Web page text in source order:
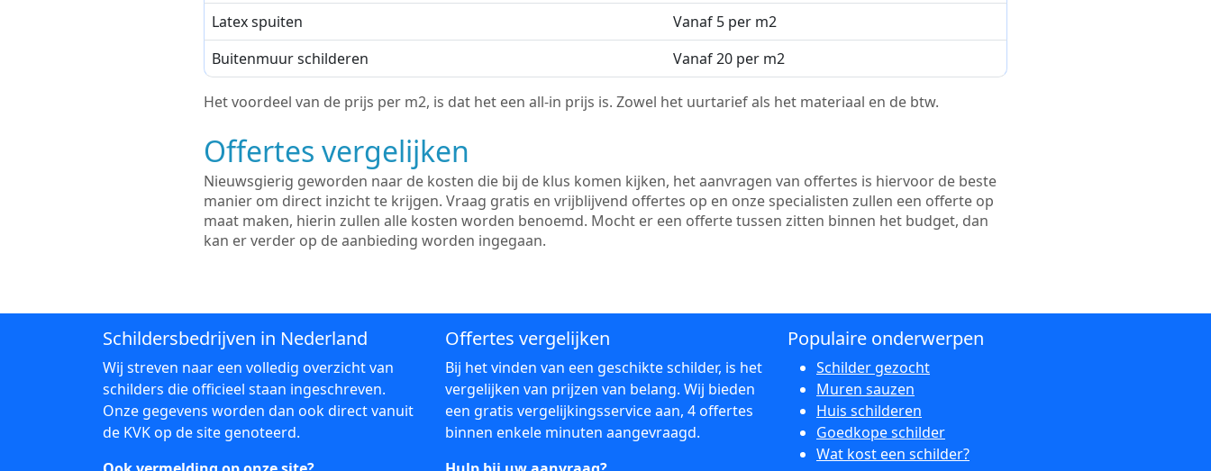
Latex spuiten
Vanaf 5 per m2
Buitenmuur schilderen
Vanaf 20 per m2
Het voordeel van de prijs per m2, is dat het een all-in prijs is. Zowel het uurtarief als het materiaal en de btw.
Offertes vergelijken
Nieuwsgierig geworden naar de kosten die bij de klus komen kijken, het aanvragen van offertes is hiervoor de beste
manier om direct inzicht te krijgen. Vraag gratis en vrijblijvend offertes op en onze specialisten zullen een offerte op
maat maken, hierin zullen alle kosten worden benoemd. Mocht er een offerte tussen zitten binnen het budget, dan
kan er verder op de aanbieding worden ingegaan.
Schildersbedrijven in Nederland
Wij streven naar een volledig overzicht van
schilders die officieel staan ingeschreven.
Onze gegevens worden dan ook direct vanuit
de KVK op de site genoteerd.
Offertes vergelijken
Bij het vinden van een geschikte schilder, is het
vergelijken van prijzen van belang. Wij bieden
een gratis vergelijkingsservice aan, 4 offertes
binnen enkele minuten aangevraagd.
Populaire onderwerpen
Schilder gezocht
Muren sauzen
Huis schilderen
Goedkope schilder
Wat kost een schilder?